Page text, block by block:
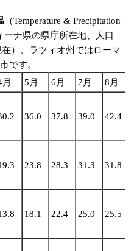
（Temperature & Precipitation
ーナ県の県庁所在地、人口
）、ラツィオ州ではローマ
です。
月 5月 6月 7月 8月
36.0 37.8 39.0 42.4
23.8 28.3 31.3 31.8
18.1 22.4 25.0 25.5